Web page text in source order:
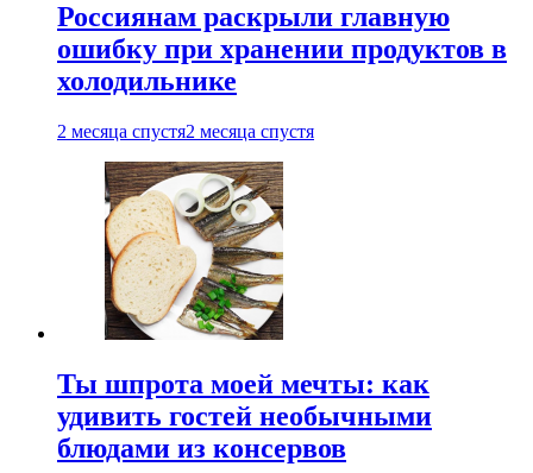
Россиянам раскрыли главную
ошибку при хранении продуктов в
холодильнике
2 месяца спустя2 месяца спустя
Ты шпрота моей мечты: как
удивить гостей необычными
блюдами из консервов